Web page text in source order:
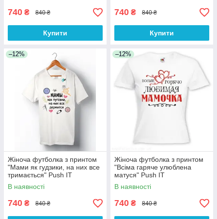
740 ₴ 840 ₴
Купити
740 ₴ 840 ₴
Купити
–12%
Жіноча футболка з принтом
"Мами як гудзики, на них все
тримається" Push IT
В наявності
740 ₴ 840 ₴
–12%
Жіноча футболка з принтом
"Всіма гаряче улюблена
матуся" Push IT
В наявності
740 ₴ 840 ₴